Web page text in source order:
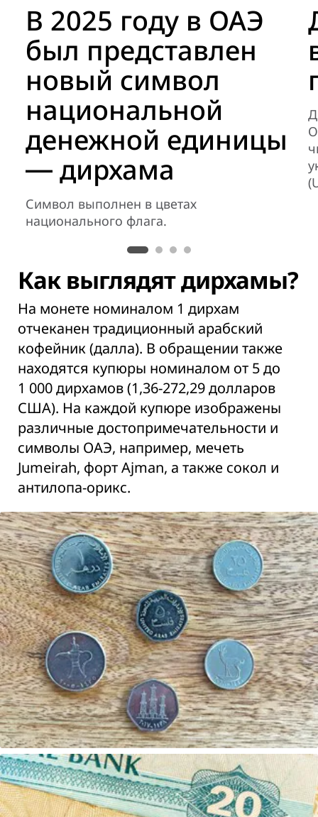
В 2025 году в ОАЭ
был представлен
новый символ
национальной
денежной единицы
― дирхама
Символ выполнен в цветах
национального флага.
Как выглядят дирхамы?
На монете номиналом 1 дирхам
отчеканен традиционный арабский
кофейник (далла). В обращении также
находятся купюры номиналом от 5 до
1 000 дирхамов (1,36-272,29 долларов
США). На каждой купюре изображены
различные достопримечательности и
символы ОАЭ, например, мечеть
Jumeirah, форт Ajman, а также сокол и
антилопа-орикс.